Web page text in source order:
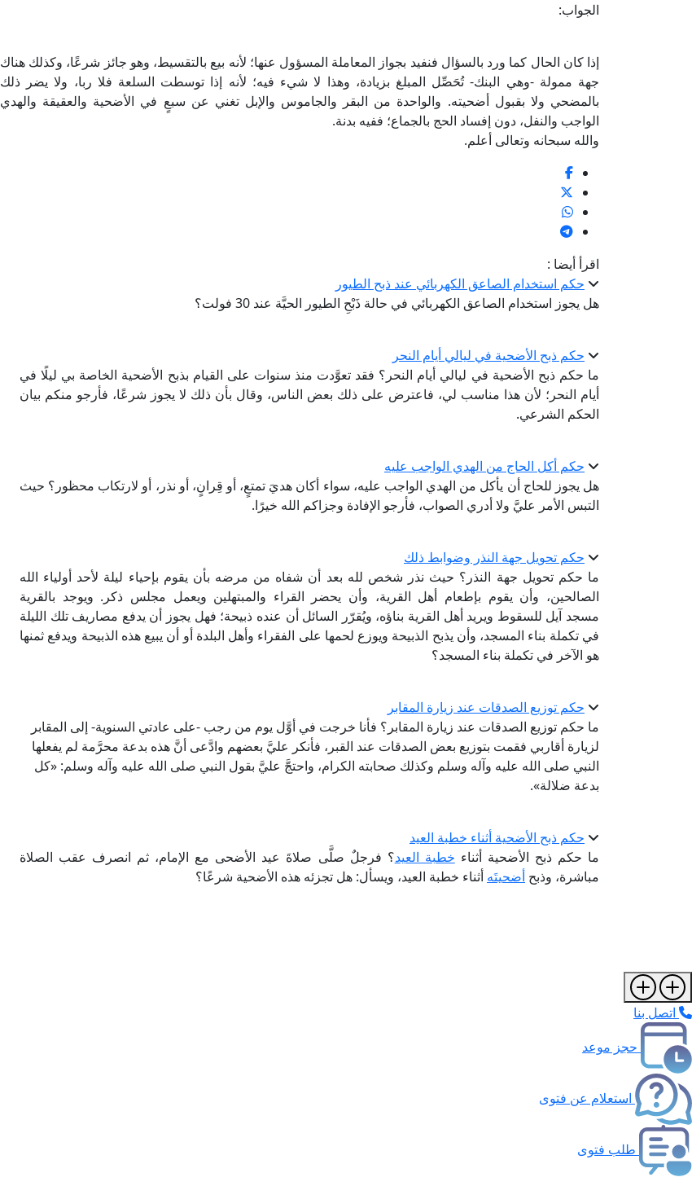
الجواب:
إذا كان الحال كما ورد بالسؤال فنفيد بجواز المعاملة المسؤول عنها؛ لأنه بيع بالتقسيط، وهو جائز شرعًا، وكذلك هناك
جهة ممولة -وهي البنك- تُحَصِّل المبلغ بزيادة، وهذا لا شيء فيه؛ لأنه إذا توسطت السلعة فلا ربا، ولا يضر ذلك
بالمضحي ولا بقبول أضحيته. والواحدة من البقر والجاموس والإبل تغني عن سبعٍ في الأضحية والعقيقة والهدي
الواجب والنفل، دون إفساد الحج بالجماع؛ ففيه بدنة.
والله سبحانه وتعالى أعلم.
اقرأ أيضا :
حكم استخدام الصاعق الكهربائي عند ذبح الطيور
هل يجوز استخدام الصاعق الكهربائي في حالة ذَبْحِ الطيور الحيَّة عند 30 فولت؟
حكم ذبح الأضحية في ليالي أيام النحر
ما حكم ذبح الأضحية في ليالي أيام النحر؟ فقد تعوَّدت منذ سنوات على القيام بذبح الأضحية الخاصة بي ليلًا في
أيام النحر؛ لأن هذا مناسب لي، فاعترض على ذلك بعض الناس، وقال بأن ذلك لا يجوز شرعًا، فأرجو منكم بيان
الحكم الشرعي.
حكم أكل الحاج من الهدي الواجب عليه
هل يجوز للحاج أن يأكل من الهدي الواجب عليه، سواء أكان هديَ تمتعٍ، أو قِرانٍ، أو نذر، أو لارتكاب محظور؟ حيث
التبس الأمر عليَّ ولا أدري الصواب، فأرجو الإفادة وجزاكم الله خيرًا.
حكم تحويل جهة النذر وضوابط ذلك
ما حكم تحويل جهة النذر؟ حيث نذر شخص لله بعد أن شفاه من مرضه بأن يقوم بإحياء ليلة لأحد أولياء الله
الصالحين، وأن يقوم بإطعام أهل القرية، وأن يحضر القراء والمبتهلين ويعمل مجلس ذكر. ويوجد بالقرية
مسجد آيل للسقوط ويريد أهل القرية بناؤه، ويُقرّر السائل أن عنده ذبيحة؛ فهل يجوز أن يدفع مصاريف تلك الليلة
في تكملة بناء المسجد، وأن يذبح الذبيحة ويوزع لحمها على الفقراء وأهل البلدة أو أن يبيع هذه الذبيحة ويدفع ثمنها
هو الآخر في تكملة بناء المسجد؟
حكم توزيع الصدقات عند زيارة المقابر
ما حكم توزيع الصدقات عند زيارة المقابر؟ فأنا خرجت في أوَّل يوم من رجب -على عادتي السنوية- إلى المقابر
لزيارة أقاربي فقمت بتوزيع بعض الصدقات عند القبر، فأنكر عليَّ بعضهم وادَّعى أنَّ هذه بدعة محرَّمة لم يفعلها
النبي صلى الله عليه وآله وسلم وكذلك صحابته الكرام، واحتجَّ عليَّ بقول النبي صلى الله عليه وآله وسلم: «كل
بدعة ضلالة».
حكم ذبح الأضحية أثناء خطبة العيد
ما حكم ذبح الأضحية أثناء خطبة العيد؟ فرجلٌ صلَّى صلاةَ عيد الأضحى مع الإمام، ثم انصرف عقب الصلاة
مباشرة، وذبح أضحيتَه أثناء خطبة العيد، ويسأل: هل تجزئه هذه الأضحية شرعًا؟
اتصل بنا
حجز موعد
استعلام عن فتوى
طلب فتوى